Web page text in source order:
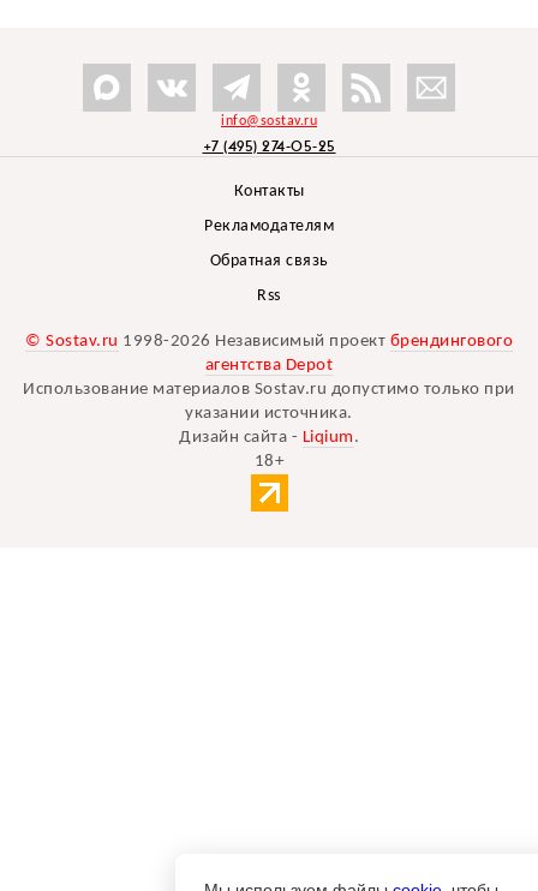
info@sostav.ru
+7 (495) 274-05-25
Контакты
Рекламодателям
Обратная связь
Rss
© Sostav.ru 1998-2026 Независимый проект брендингового
агентства Depot
Использование материалов Sostav.ru допустимо только при
указании источника.
Дизайн сайта - Liqium .
18+